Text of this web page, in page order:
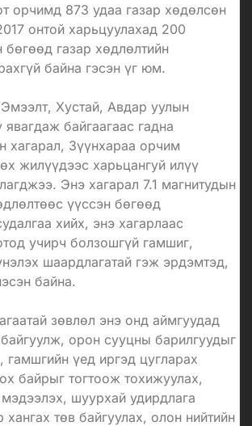
орчимд 873 удаа газар хөдөлсөн
онтой харьцуулахад 200
газар хөдлөлтийн
байна гэсэн үг юм.
Хустай, Авдар уулын
явагдаж байгаагаас гадна
хагарал, Зүүнхараа орчим
жилүүдээс харьцангуй илүү
Энэ хагарал 7.1 магнитудын
үүссэн бөгөөд
хийх, энэ хагарлаас
учирч болзошгүй гамшиг,
шаардлагатай гэж эрдэмтэд,
байна.
зөвлөл энэ онд аймгуудад
орон сууцны барилгуудыг
гамшгийн үед иргэд цугларах
байрыг тогтоож тохижуулах,
шуурхай удирдлага
хангах төв байгуулах, олон нийтийн